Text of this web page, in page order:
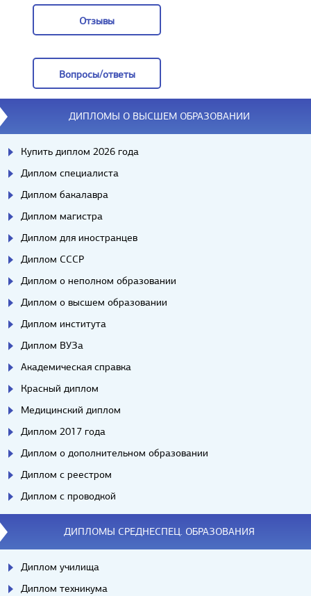
Отзывы
Вопросы/ответы
Вопросы/ответы
ДИПЛОМЫ О ВЫСШЕМ ОБРАЗОВАНИИ
Купить диплом 2026 года
Диплом специалиста
Диплом бакалавра
Диплом магистра
Диплом для иностранцев
Диплом СССР
Диплом о неполном образовании
Диплом о высшем образовании
Диплом института
Диплом ВУЗа
Академическая справка
Красный диплом
Медицинский диплом
Диплом 2017 года
Диплом о дополнительном образовании
Диплом с реестром
Диплом с проводкой
ДИПЛОМЫ СРЕДНЕСПЕЦ. ОБРАЗОВАНИЯ
Диплом училища
Диплом техникума